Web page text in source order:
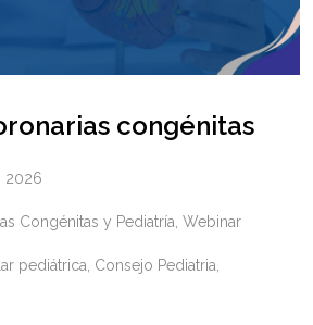
congénitas
2026
Congénitas y Pediatría Webinar
pediátrica Consejo Pediatria